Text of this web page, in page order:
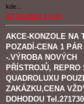
kde...
02.10.2021 13:41
AKCE-KONZOLE NA
POZADÍ-CENA 1
-.VÝROBA NOVÝCH
PŘÍSTROJŮ, REPRO
QUADROLUXU
ZAKÁZKU,CENA
DOHODOU